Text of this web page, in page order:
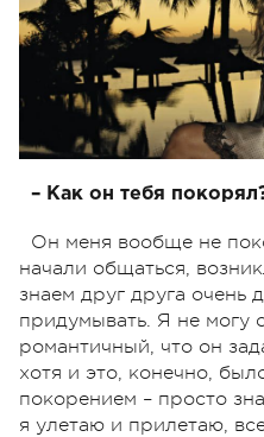
– Как он тебя
Он меня вообще не
начали общаться,
знаем друг друга очень
придумывать. Я не могу
романтичный, что он
хотя и это, конечно,
покорением – просто
я улетаю и прилетаю,